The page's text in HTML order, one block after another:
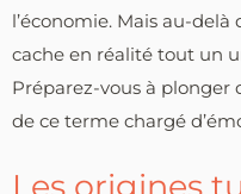
l’économie. Mais au-
cache en réalité tout un
Préparez-vous à plonger
de ce terme chargé